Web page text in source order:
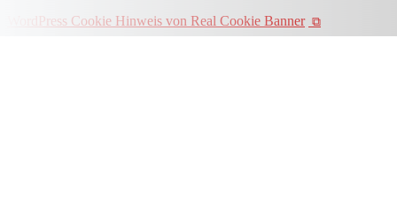
WordPress Cookie Hinweis von Real Cookie Banner